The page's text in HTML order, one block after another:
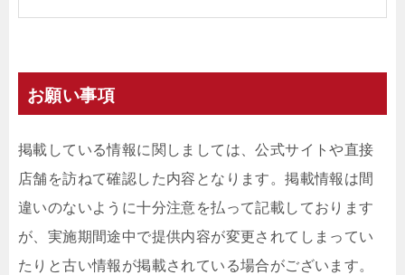
お願い事項
掲載している情報に関しましては、公式サイトや直接
店舗を訪ねて確認した内容となります。掲載情報は間
違いのないように十分注意を払って記載しております
が、実施期間途中で提供内容が変更されてしまってい
たりと古い情報が掲載されている場合がございます。